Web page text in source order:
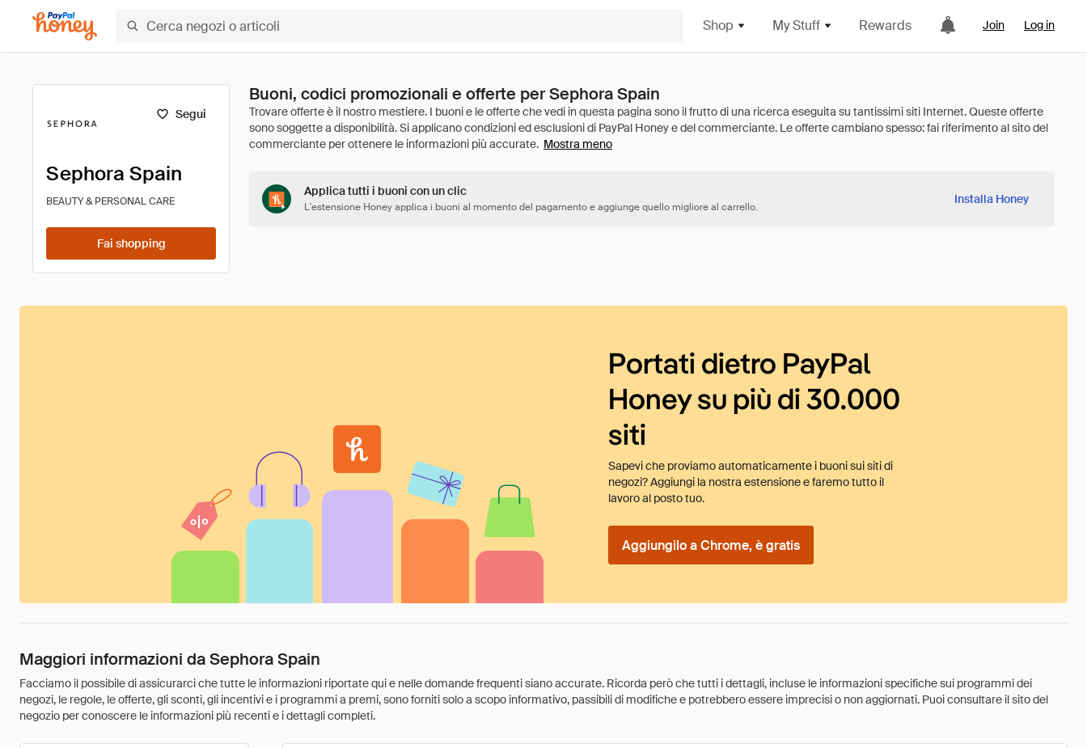
Shop My Stuff Rewards Join Log in
Segui
Sephora Spain
BEAUTY & PERSONAL CARE
Fai shopping
Buoni, codici promozionali e offerte per Sephora Spain
Mostra meno
Applica tutti i buoni con un clic
L'estensione Honey applica i buoni al momento del pagamento e aggiunge quello migliore al carrello.
Installa Honey
Portati dietro PayPal
Honey su più di 30.000
siti
Sapevi che proviamo automaticamente i buoni sui siti di
negozi? Aggiungi la nostra estensione e faremo tutto il
lavoro al posto tuo.
Aggiungilo a Chrome, è gratis
Maggiori informazioni da Sephora Spain
Facciamo il possibile di assicurarci che tutte le informazioni riportate qui e nelle domande frequenti siano accurate. Ricorda però che tutti i dettagli, incluse le informazioni specifiche sui programmi dei
negozi, le regole, le offerte, gli sconti, gli incentivi e i programmi a premi, sono forniti solo a scopo informativo, passibili di modifiche e potrebbero essere imprecisi o non aggiornati. Puoi consultare il sito del
negozio per conoscere le informazioni più recenti e i dettagli completi.